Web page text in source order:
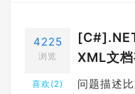
4225
浏览
喜欢(2)
XML文档
问题描述